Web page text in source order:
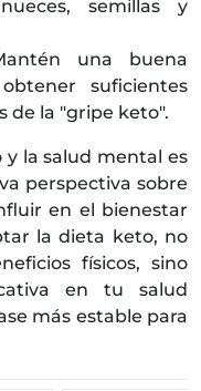
semillas y
una buena
suficientes
de la "gripe keto".
la salud mental es
perspectiva sobre
en el bienestar
la dieta keto, no
físicos, sino
en tu salud
más estable para